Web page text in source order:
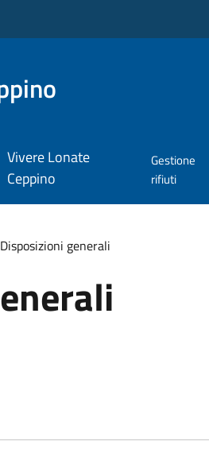
Vivere Lonate
Ceppino
Gestione
rifiuti
Disposizioni generali